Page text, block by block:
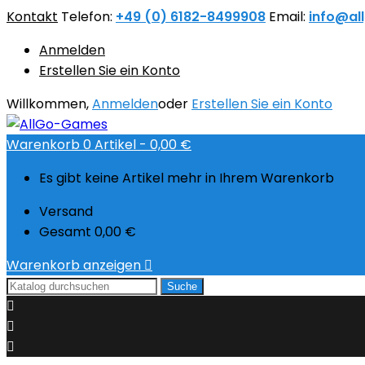
Kontakt Telefon: +49 (0) 6182-8499908 Email:
Anmelden
Erstellen Sie ein Konto
Willkommen,Anmeldenoder Erstellen Sie ein Konto
Warenkorb0Artikel - 0,00 €
Es gibt keine Artikel mehr in Ihrem Warenkorb
Versand
Gesamt 0,00 €
Warenkorb anzeigen 
Suche


